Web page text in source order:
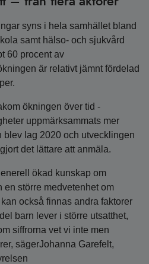
syns i hela samhället bland
samt hälso- och sjukvård
60 procent av
är relativt jämnt fördelad
ökningen över tid -
uppmärksammats mer
blev lag 2020 och utvecklingen
det lättare att anmäla.
ökad kunskap om
större medvetenhet om
också finnas andra faktorer
barn lever i större utsatthet,
siffrorna vet vi inte men
sägerJohanna Garefelt,